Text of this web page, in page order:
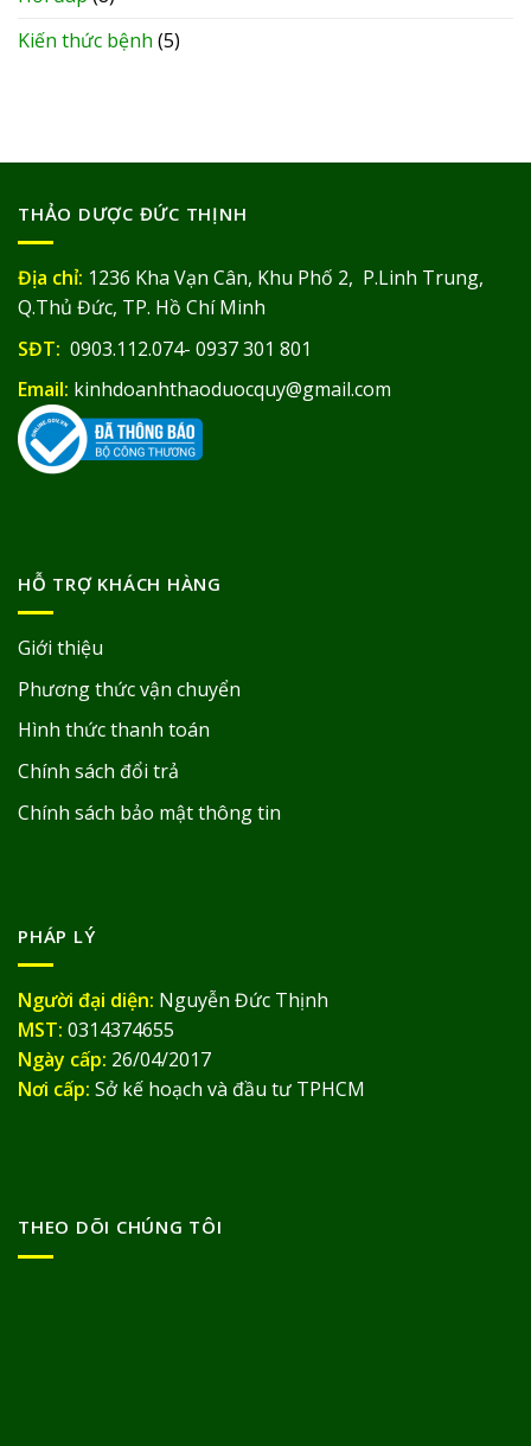
Kiến thức bệnh (5)
THẢO DƯỢC ĐỨC THỊNH
Địa chỉ: 1236 Kha Vạn Cân, Khu Phố 2, P.Linh Trung,
Q.Thủ Đức, TP. Hồ Chí Minh
SĐT: 0903.112.074- 0937 301 801
Email: kinhdoanhthaoduocquy@gmail.com
HỖ TRỢ KHÁCH HÀNG
Giới thiệu
Phương thức vận chuyển
Hình thức thanh toán
Chính sách đổi trả
Chính sách bảo mật thông tin
PHÁP LÝ
Người đại diện: Nguyễn Đức Thịnh
MST: 0314374655
Ngày cấp: 26/04/2017
Nơi cấp: Sở kế hoạch và đầu tư TPHCM
THEO DÕI CHÚNG TÔI